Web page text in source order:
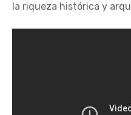
la riqueza histórica y